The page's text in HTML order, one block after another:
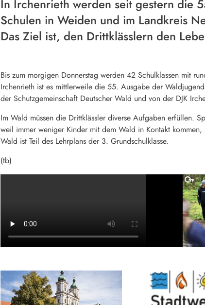
In Irchenrieth werden seit gestern die
Schulen in Weiden und im Landkreis
Das Ziel ist, den Drittklässlern den
Bis zum morgigen Donnerstag werden 42 Schulklassen mit
Irchenrieth ist es mittlerweile die 55. Ausgabe der
der Schutzgemeinschaft Deutscher Wald und von der DJK
Im Wald müssen die Drittklässler diverse Aufgaben erfüllen.
weil immer weniger Kinder mit dem Wald in Kontakt
Wald ist Teil des Lehrplans der 3. Grundschulklasse.
(tb)